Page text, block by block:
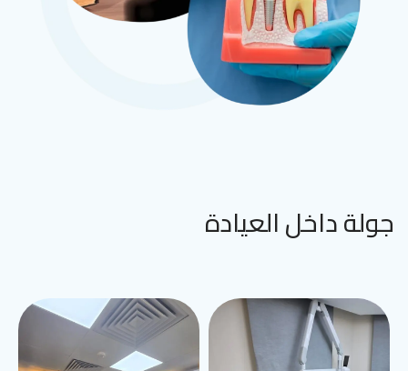
جولة داخل العيادة